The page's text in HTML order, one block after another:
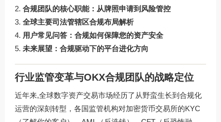
合规团队的核心职能：从牌照申请到风险管控
全球主要司法管辖区合规布局解析
用户常见问答：合规如何保障您的资产安全
未来展望：合规驱动下的平台进化方向
行业监管变革与OKX合规团队的战略定位
近年来,全球数字资产交易市场经历了从野蛮生长到合规化
运营的深刻转型，各国监管机构对加密货币交易所的KYC